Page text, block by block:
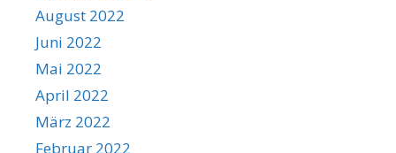
August 2022
Juni 2022
Mai 2022
April 2022
März 2022
Februar 2022